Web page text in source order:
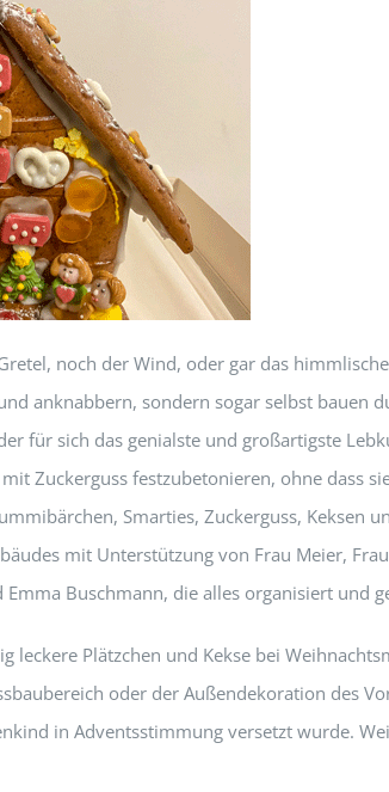
noch der Wind, oder gar das
anknabbern, sondern sogar selbst bauen
für sich das genialste und großartigste
Zuckerguss festzubetonieren, ohne dass
Smarties, Zuckerguss, Keksen
mit Unterstützung von Frau Meier,
Buschmann, die alles organisiert und
Plätzchen und Kekse bei
oder der Außendekoration des
in Adventsstimmung versetzt wurde.